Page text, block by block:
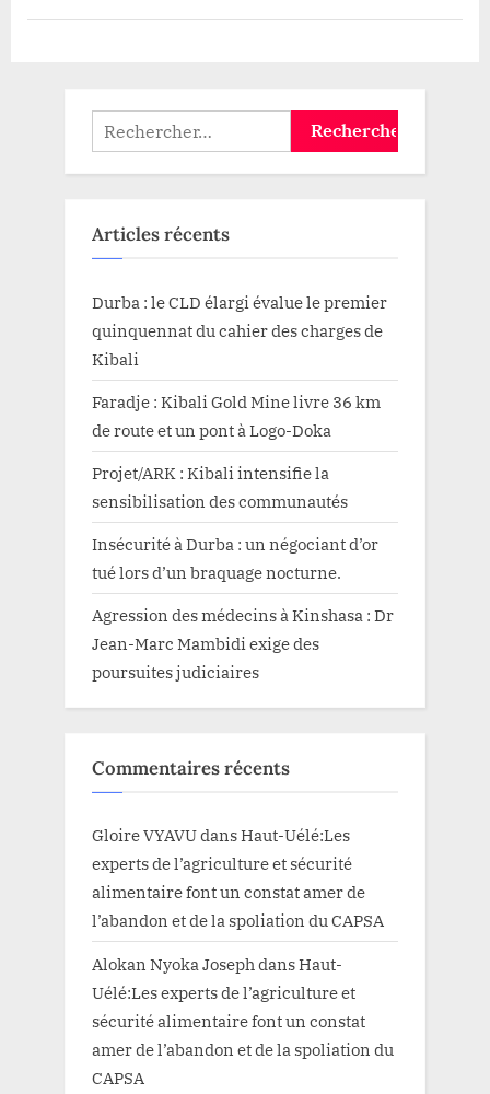
de
Didier
Kamundu
«
doute
»
instituée
par
le
militaire”
Rechercher :
Articles récents
Durba : le CLD élargi évalue le premier
quinquennat du cahier des charges de
Kibali
Faradje : Kibali Gold Mine livre 36 km
de route et un pont à Logo-Doka
Projet/ARK : Kibali intensifie la
sensibilisation des communautés
Insécurité à Durba : un négociant d’or
tué lors d’un braquage nocturne.
Agression des médecins à Kinshasa : Dr
Jean-Marc Mambidi exige des
poursuites judiciaires
Commentaires récents
Gloire VYAVUdansHaut-Uélé:Les
experts de l’agriculture et sécurité
alimentaire font un constat amer de
l’abandon et de la spoliation du CAPSA
Alokan Nyoka Joseph dansHaut-
Uélé:Les experts de l’agriculture et
sécurité alimentaire font un constat
amer de l’abandon et de la spoliation du
CAPSA